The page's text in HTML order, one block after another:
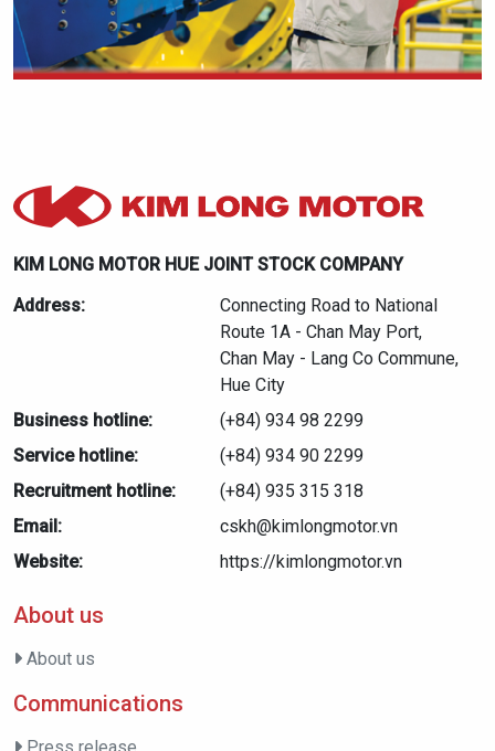
KIM LONG MOTOR HUE JOINT STOCK COMPANY
Address:
Connecting Road to National
Route 1A - Chan May Port,
Chan May - Lang Co Commune,
Hue City
Business hotline:
(+84) 934 98 2299
Service hotline:
(+84) 934 90 2299
Recruitment hotline:
(+84) 935 315 318
Email:
cskh@kimlongmotor.vn
Website:
https://kimlongmotor.vn
About us
About us
Communications